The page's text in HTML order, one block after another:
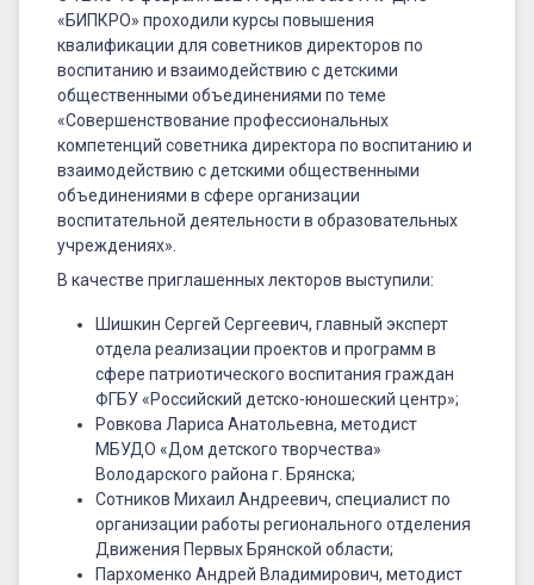
«БИПКРО» проходили курсы повышения
квалификации для советников директоров по
воспитанию и взаимодействию с детскими
общественными объединениями по теме
«Совершенствование профессиональных
компетенций советника директора по воспитанию и
взаимодействию с детскими общественными
объединениями в сфере организации
воспитательной деятельности в образовательных
учреждениях».
В качестве приглашенных лекторов выступили:
Шишкин Сергей Сергеевич, главный эксперт
отдела реализации проектов и программ в
сфере патриотического воспитания граждан
ФГБУ «Российский детско-юношеский центр»;
Ровкова Лариса Анатольевна, методист
МБУДО «Дом детского творчества»
Володарского района г. Брянска;
Сотников Михаил Андреевич, специалист по
организации работы регионального отделения
Движения Первых Брянской области;
Пархоменко Андрей Владимирович, методист